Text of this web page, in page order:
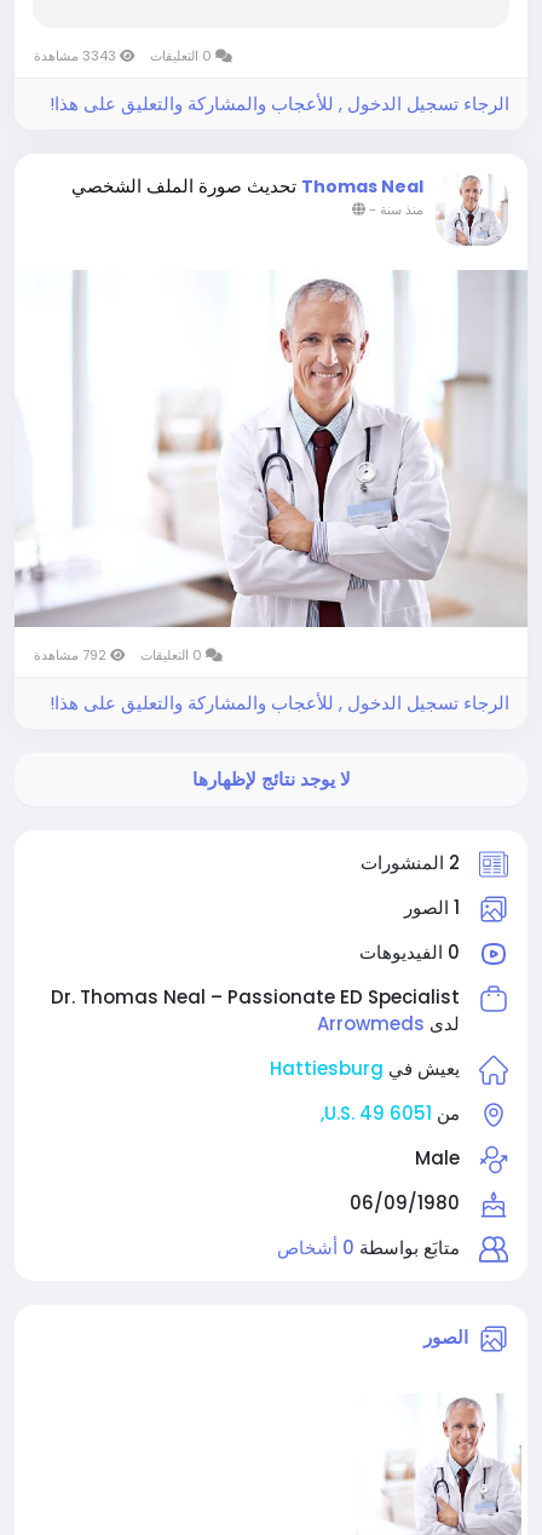
2 المنشورات
1 الصور
0 الفيديوهات
Dr. Thomas Neal – Passionate ED Specialist
لدى Arrowmeds
يعيش في Hattiesburg
من 6051 U.S. 49,
Male
06/09/1980
متابَع بواسطة 0 أشخاص
الصور
الرجاء تسجيل الدخول , للأعجاب والمشاركة والتعليق على هذا!
Thomas Neal تحديث صورة الملف الشخصي
منذ سنة -
الرجاء تسجيل الدخول , للأعجاب والمشاركة والتعليق على هذا!
لا يوجد نتائج لإظهارها